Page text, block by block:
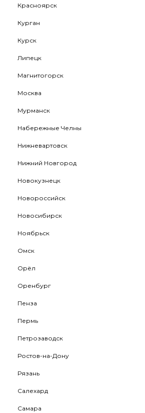
Красноярск
Курган
Курск
Липецк
Магнитогорск
Москва
Мурманск
Набережные Челны
Нижневартовск
Нижний Новгород
Новокузнецк
Новороссийск
Новосибирск
Ноябрьск
Омск
Орёл
Оренбург
Пенза
Пермь
Петрозаводск
Ростов-на-Дону
Рязань
Салехард
Самара